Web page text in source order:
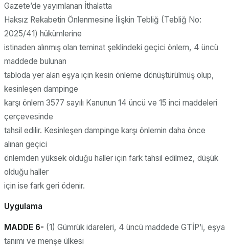
Gazete’de yayımlanan İthalatta
Haksız Rekabetin Önlenmesine İlişkin Tebliğ (Tebliğ No:
2025/41) hükümlerine
istinaden alınmış olan teminat şeklindeki geçici önlem, 4 üncü
maddede bulunan
tabloda yer alan eşya için kesin önleme dönüştürülmüş olup,
kesinleşen dampinge
karşı önlem 3577 sayılı Kanunun 14 üncü ve 15 inci maddeleri
çerçevesinde
tahsil edilir. Kesinleşen dampinge karşı önlemin daha önce
alınan geçici
önlemden yüksek olduğu haller için fark tahsil edilmez, düşük
olduğu haller
için ise fark geri ödenir.
Uygulama
MADDE 6- (1) Gümrük idareleri, 4 üncü maddede GTİP’i, eşya
tanımı ve menşe ülkesi